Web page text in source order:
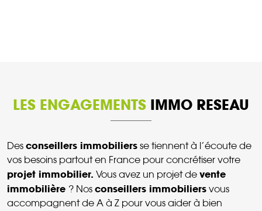
LES ENGAGEMENTS IMMO RESEAU
Des conseillers immobiliers se tiennent à l’écoute de
vos besoins partout en France pour concrétiser votre
projet immobilier. Vous avez un projet de vente
immobilière ? Nos conseillers immobiliers vous
accompagnent de A à Z pour vous aider à bien